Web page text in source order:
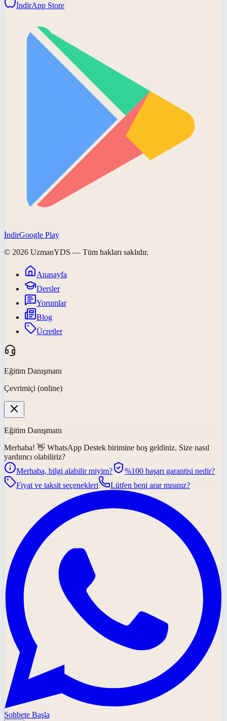
İndirApp Store
İndirGoogle Play
© 2026 UzmanYDS — Tüm hakları saklıdır.
Anasayfa
Dersler
Yorumlar
Blog
Ücretler
Eğitim Danışmanı
Çevrimiçi (online)
Eğitim Danışmanı
Merhaba! 👋 WhatsApp Destek birimine hoş geldiniz. Size nasıl
yardımcı olabiliriz?
Merhaba, bilgi alabilir miyim?
%100 başarı garantisi nedir?
Fiyat ve taksit seçenekleri
Lütfen beni arar mısınız?
Sohbete Başla